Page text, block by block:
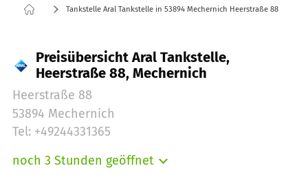
Tankstelle Aral Tankstelle in 53894 Mechernich Heerstraße 88
Preisübersicht Aral Tankstelle,
Heerstraße 88, Mechernich
Heerstraße 88
53894 Mechernich
Tel: +49244331365
noch 3 Stunden geöffnet